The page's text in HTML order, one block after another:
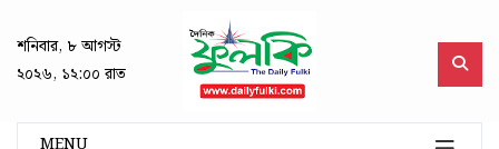
শনিবার, ৮ আগস্ট
২০২৬, ১২:০০ রাত